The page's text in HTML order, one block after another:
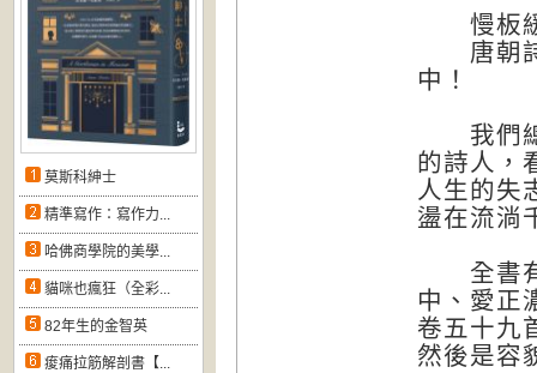
莫斯科紳士
精準寫作：寫作力...
哈佛商學院的美學...
貓咪也瘋狂（全彩...
82年生的金智英
痠痛拉筋解剖書【...
慢板緩
唐朝詩
中！
我們總
的詩人，
人生的失
盪在流
全書有
中、愛正
卷五十九
然後是容